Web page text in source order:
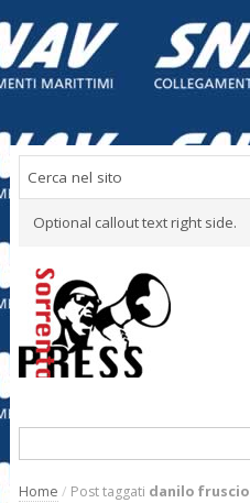
Optional callout text right side.
Home / Post taggati danilo fruscio